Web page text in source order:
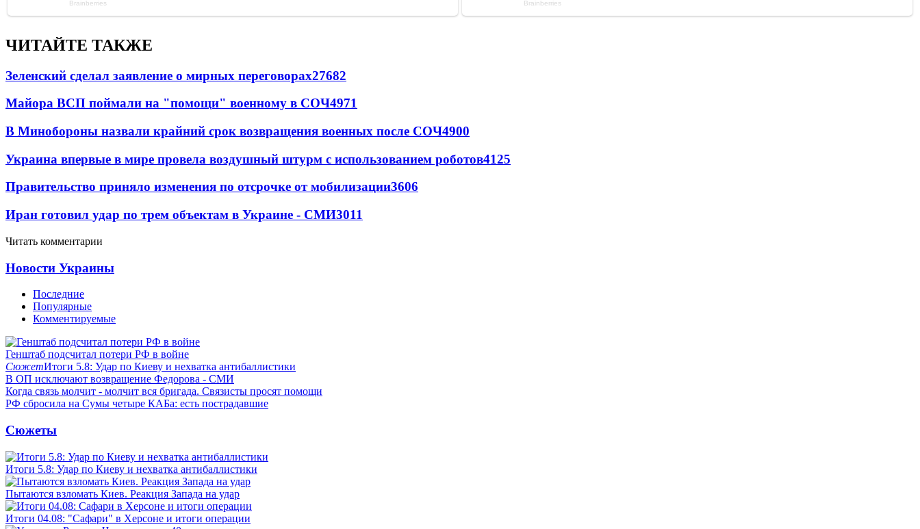
ЧИТАЙТЕ ТАКЖЕ
Зеленский сделал заявление о мирных переговорах27682
Майора ВСП поймали на "помощи" военному в СОЧ4971
В Минобороны назвали крайний срок возвращения военных после СОЧ4900
Украина впервые в мире провела воздушный штурм с использованием роботов4125
Правительство приняло изменения по отсрочке от мобилизации3606
Иран готовил удар по трем объектам в Украине - СМИ3011
Читать комментарии
Новости Украины
Последние
Популярные
Комментируемые
Генштаб подсчитал потери РФ в войне
СюжетИтоги 5.8: Удар по Киеву и нехватка антибаллистики
В ОП исключают возвращение Федорова - СМИ
Когда связь молчит - молчит вся бригада. Связисты просят помощи
РФ сбросила на Сумы четыре КАБа: есть пострадавшие
Сюжеты
Итоги 5.8: Удар по Киеву и нехватка антибаллистики
Пытаются взломать Киев. Реакция Запада на удар
Итоги 04.08: "Сафари" в Херсоне и итоги операции